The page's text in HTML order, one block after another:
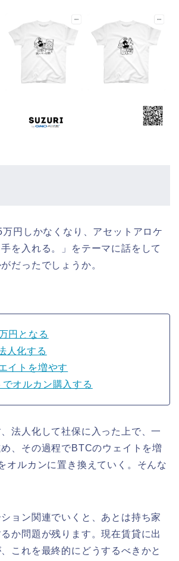
円しかなくなり、アセットアロケ
を入れる。」をテーマに話をして
だったでしょうか。
円となる
人化する
イトを増やす
でオルカン購入する
法人化して社保に入った上で、一
、その過程でBTCのウェイトを増
オルカンに置き換えていく。そんな
ョン関連でいくと、あとは持ち家
るか問題が残ります。現在賃貸に出
これを最終的にどうするべきかと